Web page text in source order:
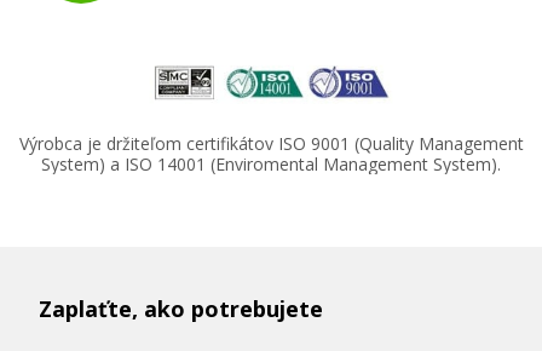
Pridať do košíka
Výrobca je držiteľom certifikátov ISO 9001 (Quality Management
System) a ISO 14001 (Enviromental Management System).
Zaplaťte, ako potrebujete